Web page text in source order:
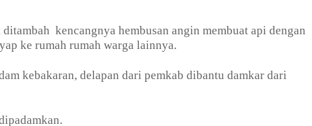
ditambah kencangnya hembusan angin membuat api dengan
ke rumah rumah warga lainnya.
kebakaran, delapan dari pemkab dibantu damkar dari